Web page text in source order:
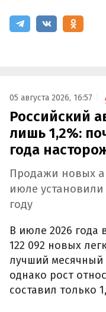
05 августа 2026, 16:57
Российский
лишь 1,2%:
года
Продажи новых
июле
году
В июле 2026 года
122 092 новых
лучший месячный
однако рост
составил только